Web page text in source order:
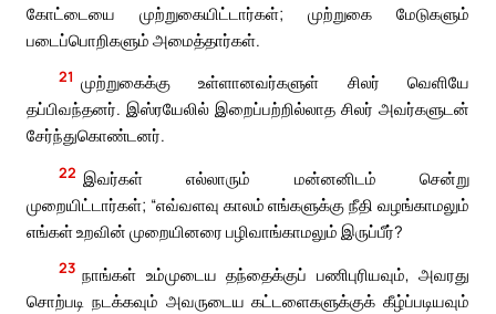
கோட்டையை முற்றுகையிட்டார்கள்; முற்றுகை மேடுகளும்
படைப்பொறிகளும் அமைத்தார்கள்.
21 முற்றுகைக்கு உள்ளானவர்களுள் சிலர் வெளியே
தப்பிவந்தனர். இஸ்ரயேலில் இறைப்பற்றில்லாத சிலர் அவர்களுடன்
சேர்ந்துகொண்டனர்.
22 இவர்கள் எல்லாரும் மன்னனிடம் சென்று
முறையிட்டார்கள்; “எவ்வளவு காலம் எங்களுக்கு நீதி வழங்காமலும்
எங்கள் உறவின் முறையினரை பழிவாங்காமலும் இருப்பீர்?
23 நாங்கள் உம்முடைய தந்தைக்குப் பணிபுரியவும், அவரது
சொற்படி நடக்கவும் அவருடைய கட்டளைகளுக்குக் கீழ்ப்படியவும்